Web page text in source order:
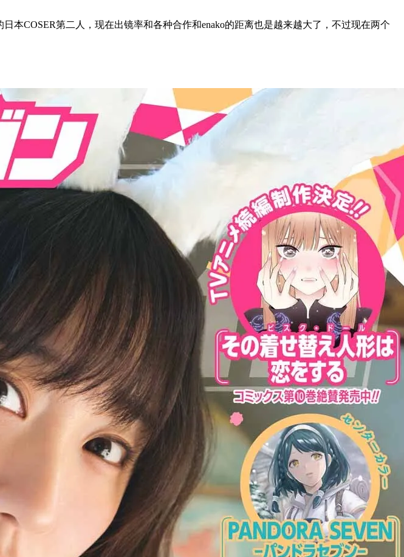
本COSER第二人，现在出镜率和各种合作和enako的距离也是越来越大了，不过现在两个